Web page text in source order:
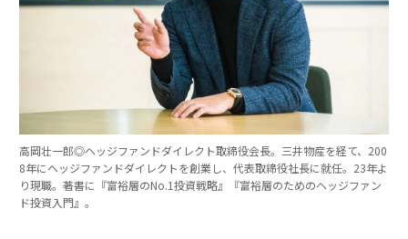
高岡壮一郎◎ヘッジファンドダイレクト取締役会長。三井物産を経て、200
8年にヘッジファンドダイレクトを創業し、代表取締役社長に就任。23年よ
り現職。著書に『富裕層のNo.1投資戦略』『富裕層のためのヘッジファン
ド投資入門』。